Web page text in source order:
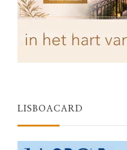
LISBOACARD